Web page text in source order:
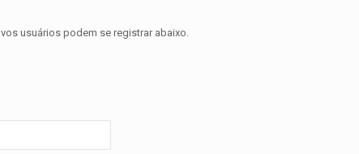
usuários podem se registrar abaixo.